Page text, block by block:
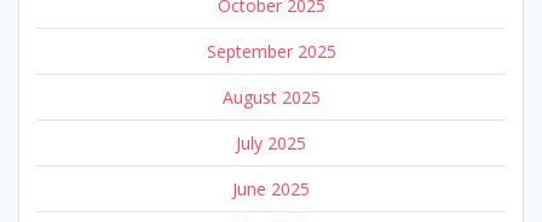
October 2025
September 2025
August 2025
July 2025
June 2025